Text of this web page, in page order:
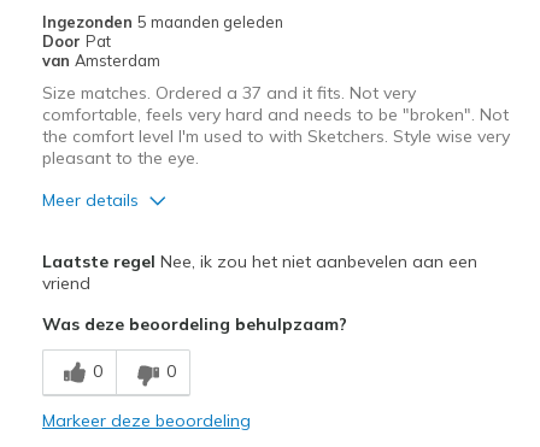
Width
Feels true to width
Sizing
View On Shoes
Ingezonden 5 maanden geleden
Door Pat
van Amsterdam
Size matches. Ordered a 37 and it fits. Not very
comfortable, feels very hard and needs to be "broken". Not
the comfort level I'm used to with Sketchers. Style wise very
pleasant to the eye.
Meer details
Stijlvol
Minpunten
Moet ingelopen worden
Weinig demping
Laatste regel Nee, ik zou het niet aanbevelen aan een
vriend
Was deze beoordeling behulpzaam?
0 0
Markeer deze beoordeling